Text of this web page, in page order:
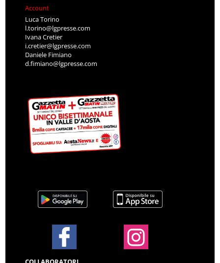
Account
Luca Torino
l.torino@lgpresse.com
Ivana Cretier
i.cretier@lgpresse.com
Daniele Fimiano
d.fimiano@lgpresse.com